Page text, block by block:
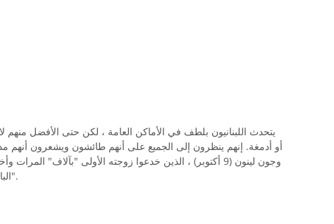
يتحدث اللبنانيون بلطف في الأماكن العامة ، لكن حتى الأفضل منهم
أو أدمغة. إنهم ينظرون إلى الجميع على أنهم طائشون ويشعرون أنهم
وجون لينون (9 أكتوبر) ، الذين خدعوا زوجته الأولى "بآلاف"
البالغة من العمر 50 عامًا بقول "شكرًا لك".